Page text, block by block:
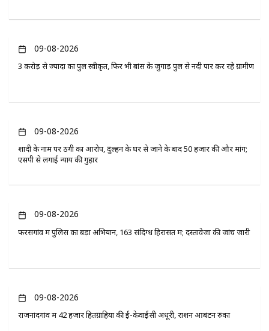
09-08-2026
3 करोड़ से ज्यादा का पुल स्वीकृत, फिर भी बांस के जुगाड़ पुल से नदी पार कर रहे ग्रामीण
09-08-2026
शादी के नाम पर ठगी का आरोप, दुल्हन के घर से जाने के बाद 50 हजार की और मांग;
एसपी से लगाई न्याय की गुहार
09-08-2026
फरसगांव में पुलिस का बड़ा अभियान, 163 संदिग्ध हिरासत में; दस्तावेजों की जांच जारी
09-08-2026
राजनांदगांव में 42 हजार हितग्राहियों की ई-केवाईसी अधूरी, राशन आबंटन रुका